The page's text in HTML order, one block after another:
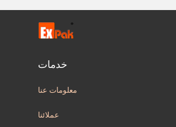
خدمات
معلومات عنا
عملائنا